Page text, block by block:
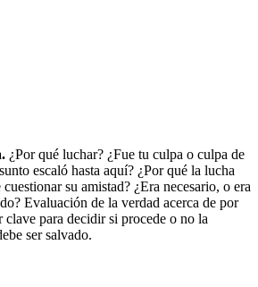
¿Por qué luchar? ¿Fue tu culpa o culpa de
escaló hasta aquí? ¿Por qué la lucha
su amistad? ¿Era necesario, o era
Evaluación de la verdad acerca de por
clave para decidir si procede o no la
ser salvado.